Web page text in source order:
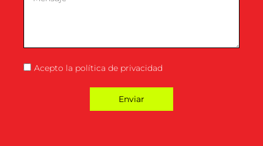
Acepto la política de privacidad
Enviar